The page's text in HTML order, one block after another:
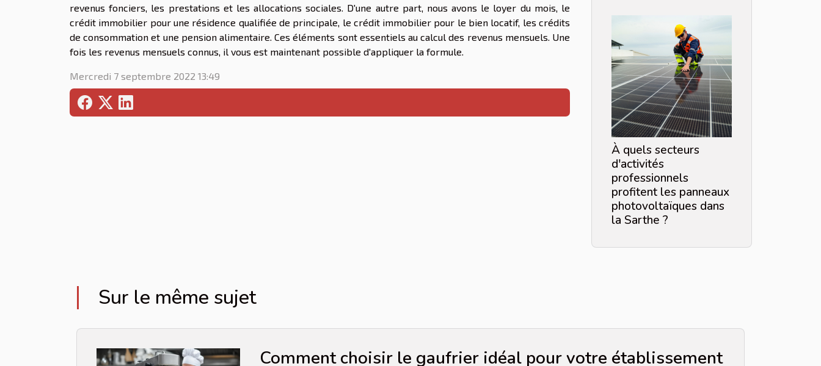
revenus fonciers, les prestations et les allocations sociales. D'une autre part, nous avons le loyer du mois, le
crédit immobilier pour une résidence qualifiée de principale, le crédit immobilier pour le bien locatif, les crédits
de consommation et une pension alimentaire. Ces éléments sont essentiels au calcul des revenus mensuels. Une
fois les revenus mensuels connus, il vous est maintenant possible d'appliquer la formule.
Mercredi 7 septembre 2022 13:49
À quels secteurs
d'activités
professionnels
profitent les panneaux
photovoltaïques dans
la Sarthe ?
Sur le même sujet
Comment choisir le gaufrier idéal pour votre établissement